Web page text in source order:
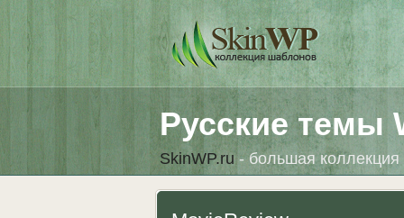
Русские темы
SkinWP.ru - большая коллекция